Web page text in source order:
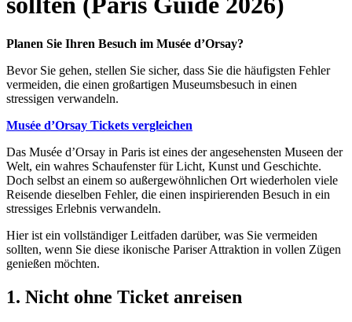
Planen Sie Ihren Besuch im Musée d’Orsay?
Bevor Sie gehen, stellen Sie sicher, dass Sie die häufigsten Fehler
vermeiden, die einen großartigen Museumsbesuch in einen
stressigen verwandeln.
Musée d’Orsay Tickets vergleichen
Das Musée d’Orsay in Paris ist eines der angesehensten Museen der
Welt, ein wahres Schaufenster für Licht, Kunst und Geschichte.
Doch selbst an einem so außergewöhnlichen Ort wiederholen viele
Reisende dieselben Fehler, die einen inspirierenden Besuch in ein
stressiges Erlebnis verwandeln.
Hier ist ein vollständiger Leitfaden darüber, was Sie vermeiden
sollten, wenn Sie diese ikonische Pariser Attraktion in vollen Zügen
genießen möchten.
1. Nicht ohne Ticket anreisen